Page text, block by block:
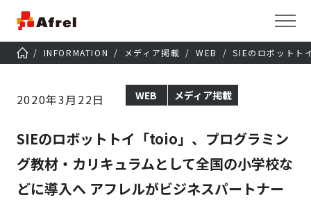
INFORMATION メディア掲載 WEB SIEのロボットト
2020年3月22日 WEB メディア掲載
SIEのロボットトイ「toio」、プログラミン
グ教材・カリキュラムとして全国の小学校な
どに導入へ アフレルがビジネスパートナー